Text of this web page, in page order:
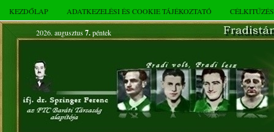
KEZDŐLAP ADATKEZELÉSI ÉS COOKIE TÁJÉKOZTATÓ
2026. augusztus 7.péntek